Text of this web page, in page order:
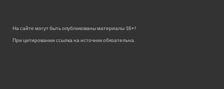
На сайте могут быть опубликованы материалы 18+!
При цитировании ссылка на источник обязательна.